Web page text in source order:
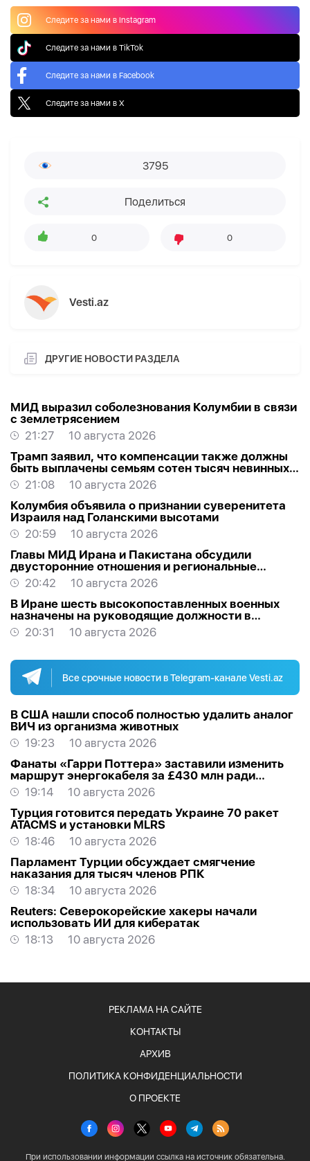
Следите за нами в Instagram
Следите за нами в TikTok
Следите за нами в Facebook
Следите за нами в X
3795
Поделиться
0 0
Vesti.az
ДРУГИЕ НОВОСТИ РАЗДЕЛА
МИД выразил соболезнования Колумбии в связи
с землетрясением
21:27
10 августа 2026
Трамп заявил, что компенсации также должны
быть выплачены семьям сотен тысяч невинных
протестующих, убитых Ираном за последние 50
лет21:08
10 августа 2026
Колумбия объявила о признании суверенитета
Израиля над Голанскими высотами
20:59
10 августа 2026
Главы МИД Ирана и Пакистана обсудили
двусторонние отношения и региональные
процессы
20:42
10 августа 2026
В Иране шесть высокопоставленных военных
назначены на руководящие должности в
Вооруженных силах
20:31 10 августа 2026
Все срочные новости в Telegram-канале Vesti.az
В США нашли способ полностью удалить аналог
ВИЧ из организма животных
19:23
10 августа 2026
Фанаты «Гарри Поттера» заставили изменить
маршрут энергокабеля за £430 млн ради
«могилы» Добби
19:14
10 августа 2026
Турция готовится передать Украине 70 ракет
ATACMS и установки MLRS
18:46
10 августа 2026
Парламент Турции обсуждает смягчение
наказания для тысяч членов РПК
18:34
10 августа 2026
Reuters: Северокорейские хакеры начали
использовать ИИ для кибератак
18:13
10 августа 2026
РЕКЛАМА НА САЙТЕ
КОНТАКТЫ
АРХИВ
ПОЛИТИКА КОНФИДЕНЦИАЛЬНОСТИ
О ПРОЕКТЕ
При использовании информации ссылка на источник обязательна.